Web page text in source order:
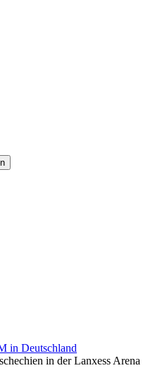
in Deutschland
in der Lanxess Arena